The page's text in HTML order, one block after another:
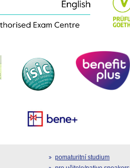
pomaturitní studium